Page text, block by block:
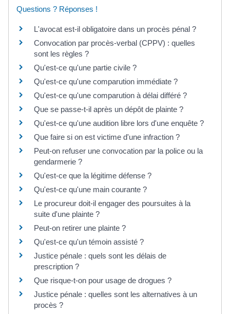
Questions ? Réponses !
L'avocat est-il obligatoire dans un procès pénal ?
Convocation par procès-verbal (CPPV) : quelles
sont les règles ?
Qu'est-ce qu'une partie civile ?
Qu'est-ce qu'une comparution immédiate ?
Qu'est-ce qu'une comparution à délai différé ?
Que se passe-t-il après un dépôt de plainte ?
Qu'est-ce qu'une audition libre lors d'une enquête ?
Que faire si on est victime d'une infraction ?
Peut-on refuser une convocation par la police ou la
gendarmerie ?
Qu'est-ce que la légitime défense ?
Qu'est-ce qu'une main courante ?
Le procureur doit-il engager des poursuites à la
suite d'une plainte ?
Peut-on retirer une plainte ?
Qu'est-ce qu'un témoin assisté ?
Justice pénale : quels sont les délais de
prescription ?
Que risque-t-on pour usage de drogues ?
Justice pénale : quelles sont les alternatives à un
procès ?